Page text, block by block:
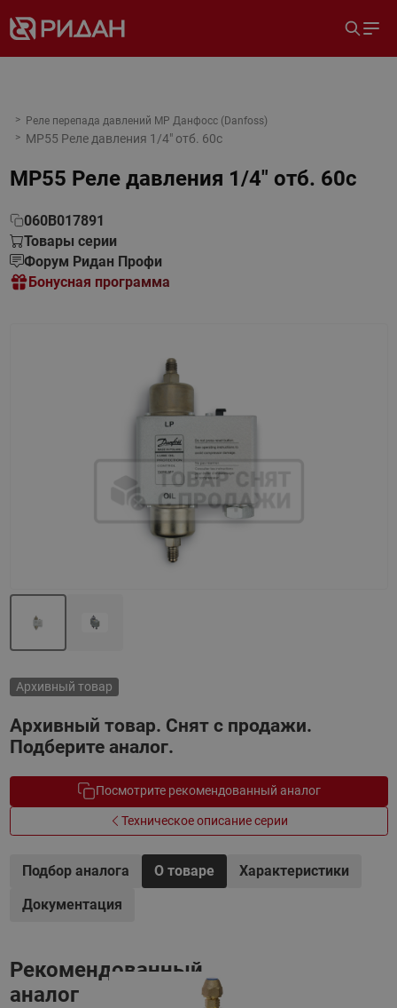
Реле перепада давлений MP Данфосс (Danfoss)
MP55 Реле давления 1/4" отб. 60с
MP55 Реле давления 1/4" отб. 60с
060B017891
Товары серии
Форум Ридан Профи
Бонусная программа
Архивный товар
Архивный товар. Снят с продажи.
Подберите аналог.
Посмотрите рекомендованный аналог
Техническое описание серии
Подбор аналога О товаре
Характеристики
Документация
Рекомендованный
аналог